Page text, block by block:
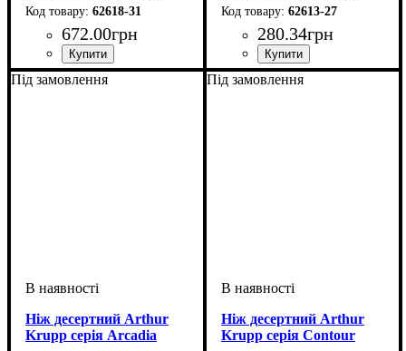
62618-31
672.00грн
62613-27
280.34грн
Під замовлення
Ніж десертний Arthur
Krupp серія Arcadia
Під замовлення
Ніж десертний Arthur
Krupp серія Contour